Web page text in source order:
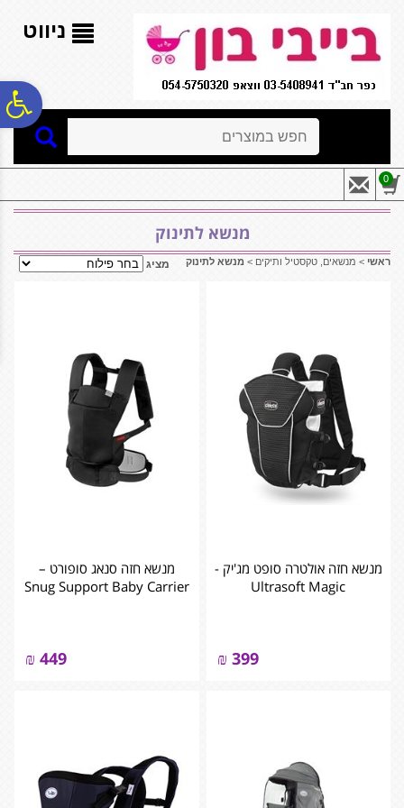
נגישות
אתר
המרכזי
ניווט
0
מנשא לתינוק
ראשי > מנשאים, טקסטיל ותיקים > מנשא לתינוק מציג
מנשא חזה אולטרה סופט מג'יק -
Ultrasoft Magic
399
₪
מנשא חזה סנאג סופורט –
Snug Support Baby Carrier
449
₪